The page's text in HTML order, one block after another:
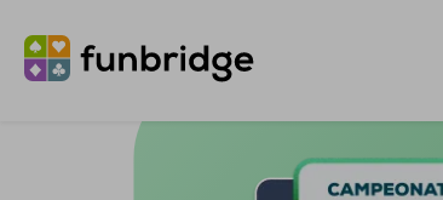
Características